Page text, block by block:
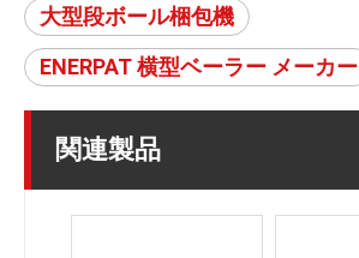
大型段ボール梱包機
ENERPAT 横型ベーラー メーカー
関連製品